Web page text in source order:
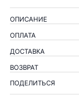
ОПИСАНИЕ
ОПЛАТА
ДОСТАВКА
ВОЗВРАТ
ПОДЕЛИТЬСЯ